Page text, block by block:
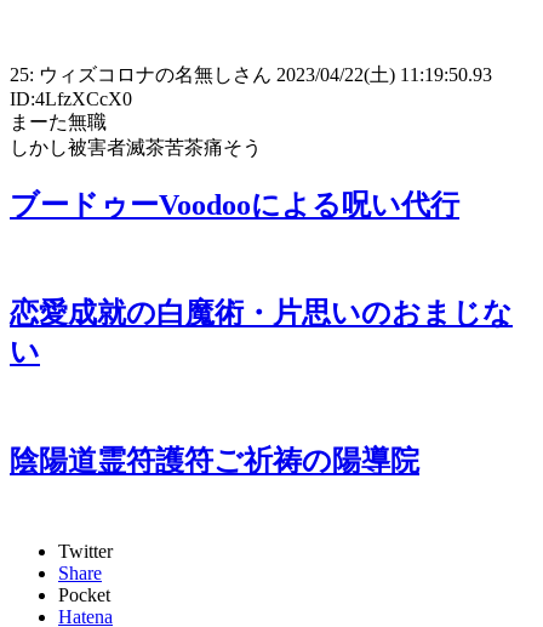
25: ウィズコロナの名無しさん 2023/04/22(土) 11:19:50.93
ID:4LfzXCcX0
まーた無職
しかし被害者滅茶苦茶痛そう
ブードゥーVoodooによる呪い代行
恋愛成就の白魔術・片思いのおまじな
い
陰陽道霊符護符ご祈祷の陽導院
Twitter
Share
Pocket
Hatena